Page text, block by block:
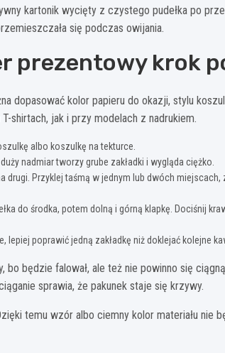
kartonik wycięty z czystego pudełka po
się podczas owijania.
prezentowy krok
dopasować kolor papieru do okazji, stylu
shirtach, jak i przy modelach z nadrukiem.
albo koszulkę na tekturce.
nadmiar tworzy grube zakładki i wygląda ciężko.
Przyklej taśmą w jednym lub dwóch miejscach,
do środka, potem dolną i górną klapkę. Dociśnij
poprawić jedną zakładkę niż doklejać kolejne
będzie falował, ale też nie powinno się
sprawia, że pakunek staje się krzywy.
temu wzór albo ciemny kolor materiału nie